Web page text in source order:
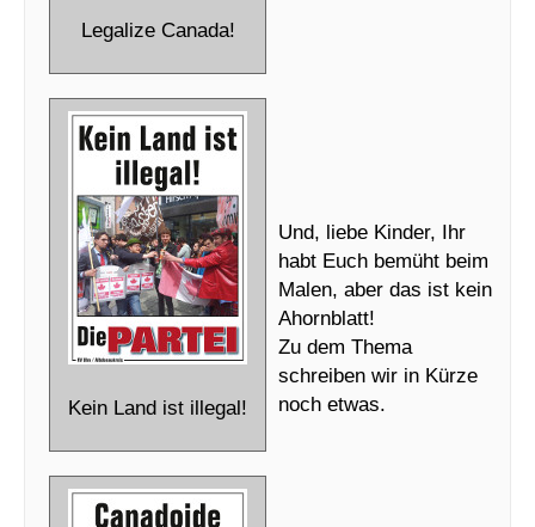
Legalize Canada!
Kein Land ist illegal!
Und, liebe Kinder, Ihr
habt Euch bemüht beim
Malen, aber das ist kein
Ahornblatt!
Zu dem Thema
schreiben wir in Kürze
noch etwas.